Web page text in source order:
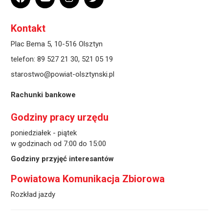
Kontakt
Plac Bema 5, 10-516 Olsztyn
telefon: 89 527 21 30, 521 05 19
starostwo@powiat-olsztynski.pl
Rachunki bankowe
Godziny pracy urzędu
poniedziałek - piątek
w godzinach od 7:00 do 15:00
Godziny przyjęć interesantów
Powiatowa Komunikacja Zbiorowa
Rozkład jazdy